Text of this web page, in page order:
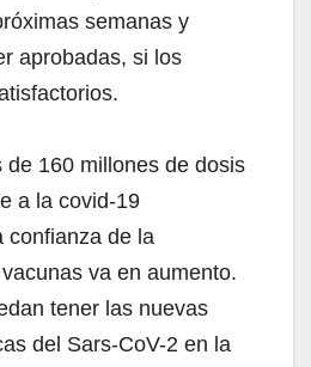
semanas y
aprobadas, si los
de 160 millones de dosis
a la covid-19
confianza de la
va en aumento.
tener las nuevas
del Sars-CoV-2 en la